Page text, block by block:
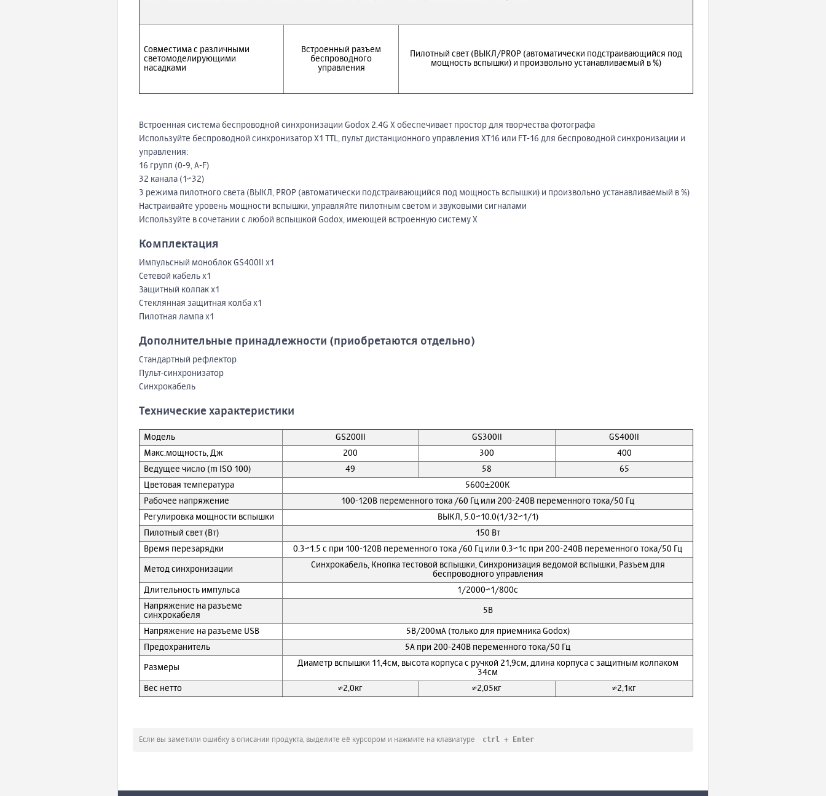
Совместима с различными
светомоделирующими
насадками
Встроенный разъем
беспроводного
управления
Пилотный свет (ВЫКЛ/PROP (автоматически подстраивающийся под
мощность вспышки) и произвольно устанавливаемый в %)
Встроенная система беспроводной синхронизации Godox 2.4G X обеспечивает простор для творчества фотографа
Используйте беспроводной синхронизатор Х1 TTL, пульт дистанционного управления ХТ16 или FT-16 для беспроводной синхронизации и
управления:
16 групп (0-9, A-F)
32 канала (1~32)
3 режима пилотного света (ВЫКЛ, PROP (автоматически подстраивающийся под мощность вспышки) и произвольно устанавливаемый в %)
Настраивайте уровень мощности вспышки, управляйте пилотным светом и звуковыми сигналами
Используйте в сочетании с любой вспышкой Godox, имеющей встроенную систему X
Комплектация
Импульсный моноблок GS400II х1
Сетевой кабель х1
Защитный колпак х1
Стеклянная защитная колба х1
Пилотная лампа х1
Дополнительные принадлежности (приобретаются отдельно)
Стандартный рефлектор
Пульт-синхронизатор
Синхрокабель
Технические характеристики
Модель GS200II GS300II
GS400II
Макс.мощность, Дж
200 300
400
Ведущее число (m ISO 100)
49 58
65
Цветовая температура
5600±200К
Рабочее напряжение
100-120В переменного тока /60 Гц или 200-240В переменного тока/50 Гц
Регулировка мощности вспышки
ВЫКЛ, 5.0~10.0(1/32~1/1)
Пилотный свет (Вт)
150 Вт
Время перезарядки
0.3~1.5 с при 100-120В переменного тока /60 Гц или 0.3~1с при 200-240В переменного тока/50 Гц
Метод синхронизации
Синхрокабель, Кнопка тестовой вспышки, Синхронизация ведомой вспышки, Разъем для
беспроводного управления
Длительность импульса
1/2000~1/800c
Напряжение на разъеме
синхрокабеля
5В
Напряжение на разъеме USB
5В/200мА (только для приемника Godox)
Предохранитель
5А при 200-240В переменного тока/50 Гц
Размеры
Диаметр вспышки 11,4см, высота корпуса с ручкой 21,9см, длина корпуса с защитным колпаком
34см
Вес нетто
≈2,0кг ≈2,05кг ≈2,1кг
Если вы заметили ошибку в описании продукта, выделите её курсором и нажмите на клавиатуре ctrl + Enter